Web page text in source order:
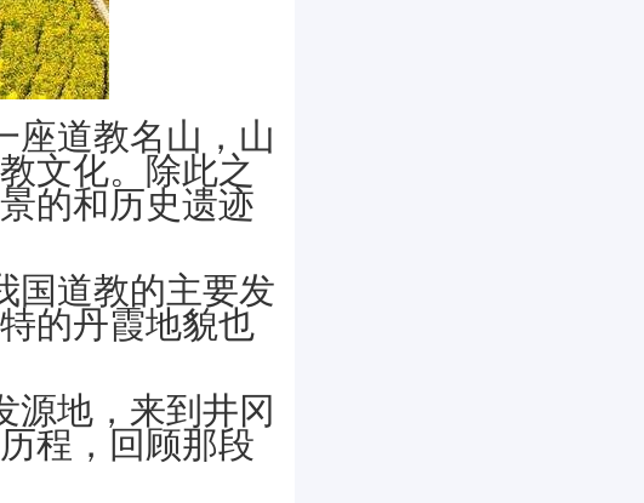
座道教名山，山
文化。除此之
的和历史遗迹
国道教的主要发
的丹霞地貌也
源地，来到井冈
程，回顾那段